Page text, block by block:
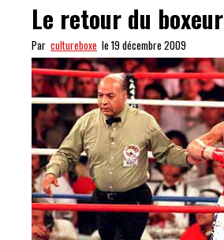
Le retour du boxeur
Par cultureboxe le 19 décembre 2009